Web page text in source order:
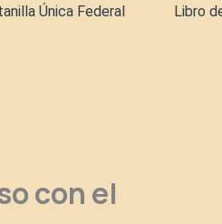
Única Federal Libro
con el